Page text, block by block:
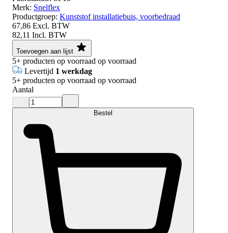
Merk: Snelflex
Productgroep: Kunststof installatiebuis, voorbedraad
67,86 Excl. BTW
82,11 Incl. BTW
Toevoegen aan lijst
5+ producten op voorraad op voorraad
Levertijd 1 werkdag
5+ producten op voorraad op voorraad
Aantal
Bestel